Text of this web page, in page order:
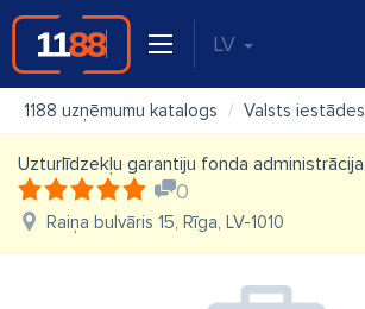
LV
1188 uzņēmumu katalogs Valsts iestādes
Uzturlīdzekļu garantiju fonda administrācija
0
Raiņa bulvāris 15, Rīga, LV-1010